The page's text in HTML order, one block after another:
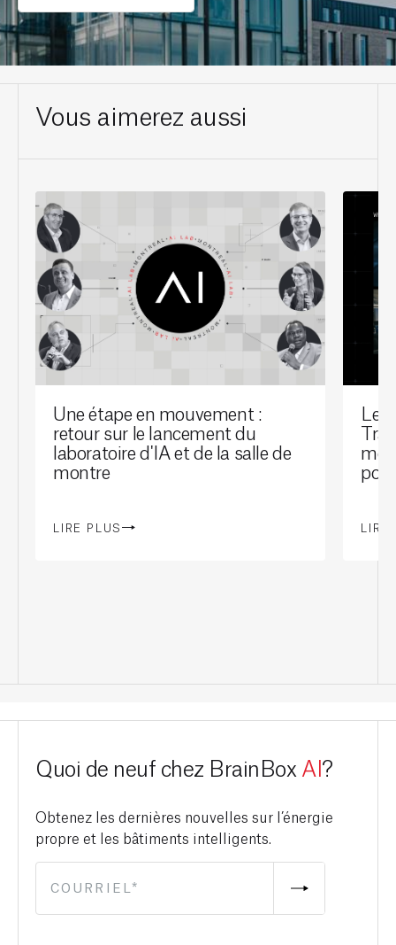
Vous aimerez aussi
Une étape en mouvement :
retour sur le lancement du
laboratoire d'IA et de la salle de
montre
LIRE PLUS
Le
LIRE
Quoi de neuf chez BrainBox AI?
Obtenez les dernières nouvelles sur l’énergie
propre et les bâtiments intelligents.